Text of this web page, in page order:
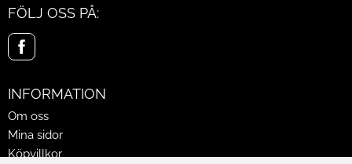
FÖLJ OSS PÅ:
INFORMATION
Om oss
Mina sidor
Köpvillkor